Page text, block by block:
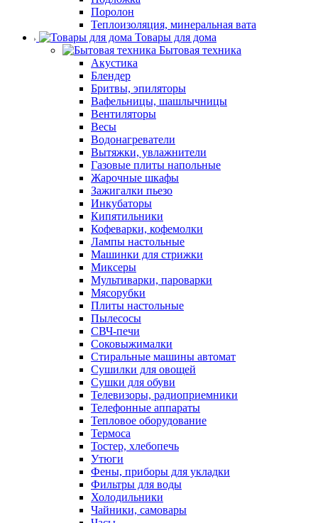
Поролон
Теплоизоляция, минеральная вата
Товары для дома
Бытовая техника
Акустика
Блендер
Бритвы, эпиляторы
Вафельницы, шашлычницы
Вентиляторы
Весы
Водонагреватели
Вытяжки, увлажнители
Газовые плиты напольные
Жарочные шкафы
Зажигалки пьезо
Инкубаторы
Кипятильники
Кофеварки, кофемолки
Лампы настольные
Машинки для стрижки
Миксеры
Мультиварки, пароварки
Мясорубки
Плиты настольные
Пылесосы
СВЧ-печи
Соковыжималки
Стиральные машины автомат
Сушилки для овощей
Сушки для обуви
Телевизоры, радиоприемники
Телефонные аппараты
Тепловое оборудование
Термоса
Тостер, хлебопечь
Утюги
Фены, приборы для укладки
Фильтры для воды
Холодильники
Чайники, самовары